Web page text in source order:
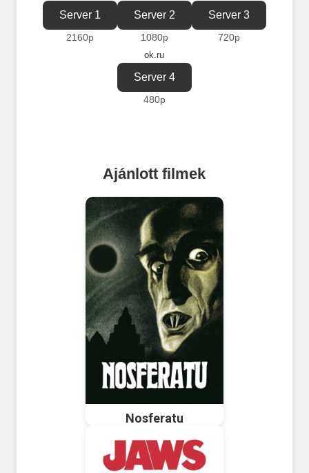
Server 1
2160p
Server 2
1080p
Server 3
720p
ok.ru
Server 4
480p
Ajánlott filmek
Nosferatu